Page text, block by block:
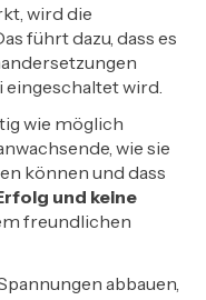
wird die
führt dazu, dass es
wird.
wie möglich
wie sie
können und dass
und keine
freundlichen
abbauen,